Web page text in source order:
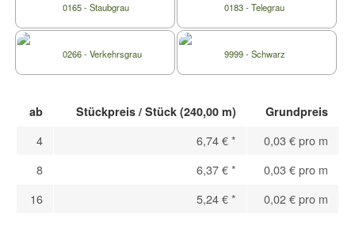
0165 - Staubgrau 0183 - Telegrau
0266 - Verkehrsgrau 9999 - Schwarz
ab Stückpreis / Stück (240,00 m) Grundpreis
4 6,74 €*
0,03 € pro m
8
6,37 €*
0,03 € pro m
16
5,24 €* 0,02 € pro m